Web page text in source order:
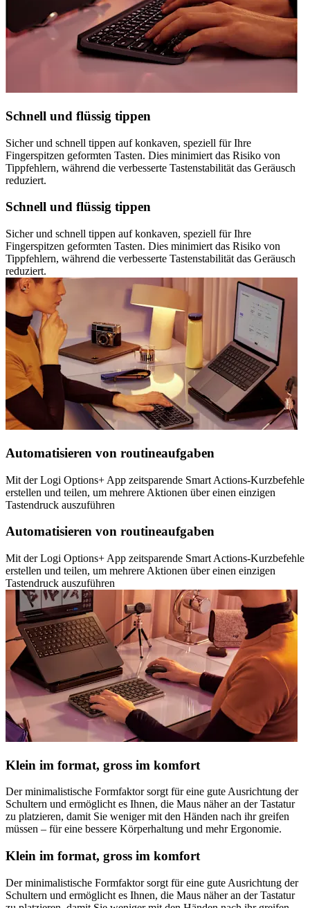
Schnell und flüssig tippen
Sicher und schnell tippen auf konkaven, speziell für Ihre
Fingerspitzen geformten Tasten. Dies minimiert das Risiko von
Tippfehlern, während die verbesserte Tastenstabilität das Geräusch
reduziert.
Schnell und flüssig tippen
Sicher und schnell tippen auf konkaven, speziell für Ihre
Fingerspitzen geformten Tasten. Dies minimiert das Risiko von
Tippfehlern, während die verbesserte Tastenstabilität das Geräusch
reduziert.
Automatisieren von routineaufgaben
Mit der Logi Options+ App zeitsparende Smart Actions-Kurzbefehle
erstellen und teilen, um mehrere Aktionen über einen einzigen
Tastendruck auszuführen
Automatisieren von routineaufgaben
Mit der Logi Options+ App zeitsparende Smart Actions-Kurzbefehle
erstellen und teilen, um mehrere Aktionen über einen einzigen
Tastendruck auszuführen
Klein im format, gross im komfort
Der minimalistische Formfaktor sorgt für eine gute Ausrichtung der
Schultern und ermöglicht es Ihnen, die Maus näher an der Tastatur
zu platzieren, damit Sie weniger mit den Händen nach ihr greifen
müssen – für eine bessere Körperhaltung und mehr Ergonomie.
Klein im format, gross im komfort
Der minimalistische Formfaktor sorgt für eine gute Ausrichtung der
Schultern und ermöglicht es Ihnen, die Maus näher an der Tastatur